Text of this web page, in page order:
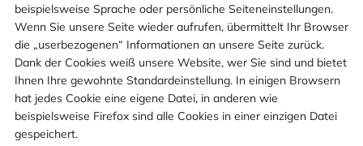
beispielsweise Sprache oder persönliche Seiteneinstellungen.
Wenn Sie unsere Seite wieder aufrufen, übermittelt Ihr Browser
die „userbezogenen“ Informationen an unsere Seite zurück.
Dank der Cookies weiß unsere Website, wer Sie sind und bietet
Ihnen Ihre gewohnte Standardeinstellung. In einigen Browsern
hat jedes Cookie eine eigene Datei, in anderen wie
beispielsweise Firefox sind alle Cookies in einer einzigen Datei
gespeichert.